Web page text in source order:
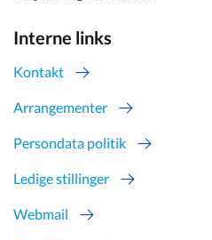
Interne links
Kontakt
Arrangementer
Persondata politik
Ledige stillinger
Webmail